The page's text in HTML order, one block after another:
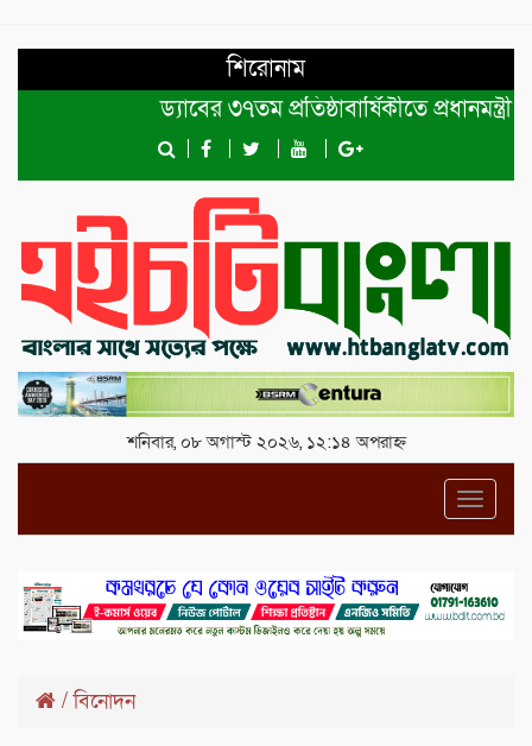
শিরোনাম
ড্যাবের ৩৭তম প্রতিষ্ঠাবার্ষিকীতে প্রধানমন্ত্রী
শনিবার, ০৮ অগাস্ট ২০২৬, ১২:১৪ অপরাহ্ন
/বিনোদন